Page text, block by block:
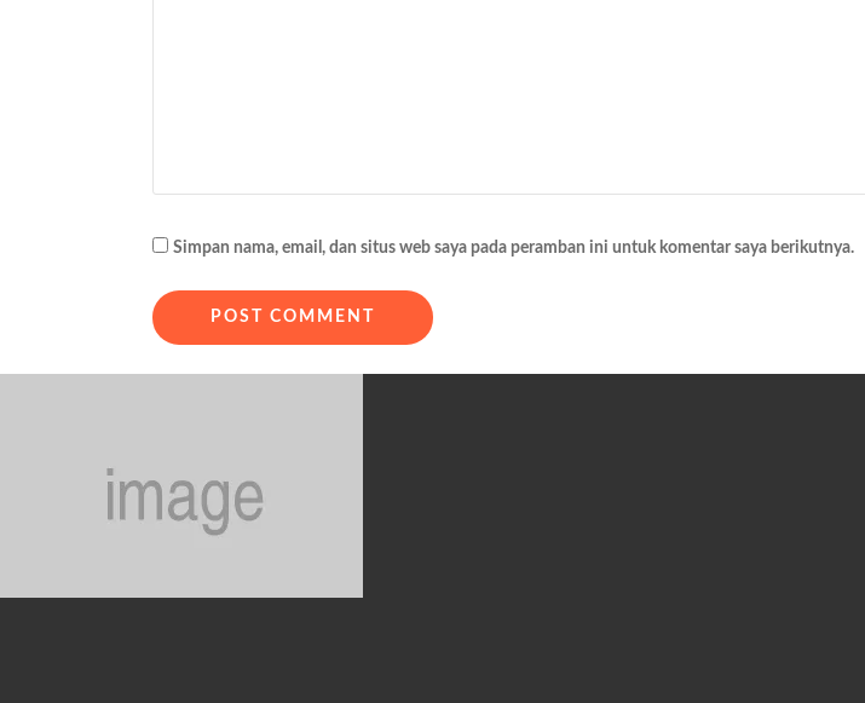
Simpan nama, email, dan situs web saya pada peramban ini untuk komentar saya berikutnya.